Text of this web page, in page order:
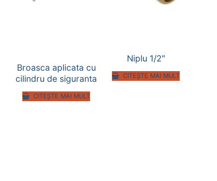
Broasca aplicata cu
cilindru de siguranta
CITEȘTE MAI MULT
Niplu 1/2″
CITEȘTE MAI MULT